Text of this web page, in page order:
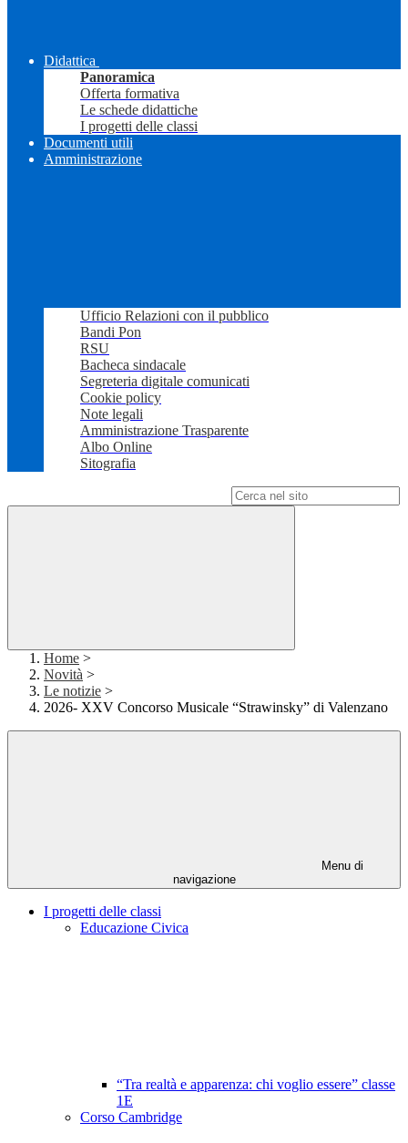
Didattica
Panoramica
Offerta formativa
Le schede didattiche
I progetti delle classi
Documenti utili
Amministrazione
Ufficio Relazioni con il pubblico
Bandi Pon
RSU
Bacheca sindacale
Segreteria digitale comunicati
Cookie policy
Note legali
Amministrazione Trasparente
Albo Online
Sitografia
Home >
Novità >
Le notizie >
2026- XXV Concorso Musicale “Strawinsky” di Valenzano
Menu di
navigazione
I progetti delle classi
Educazione Civica
“Tra realtà e apparenza: chi voglio essere” classe
1E
Corso Cambridge